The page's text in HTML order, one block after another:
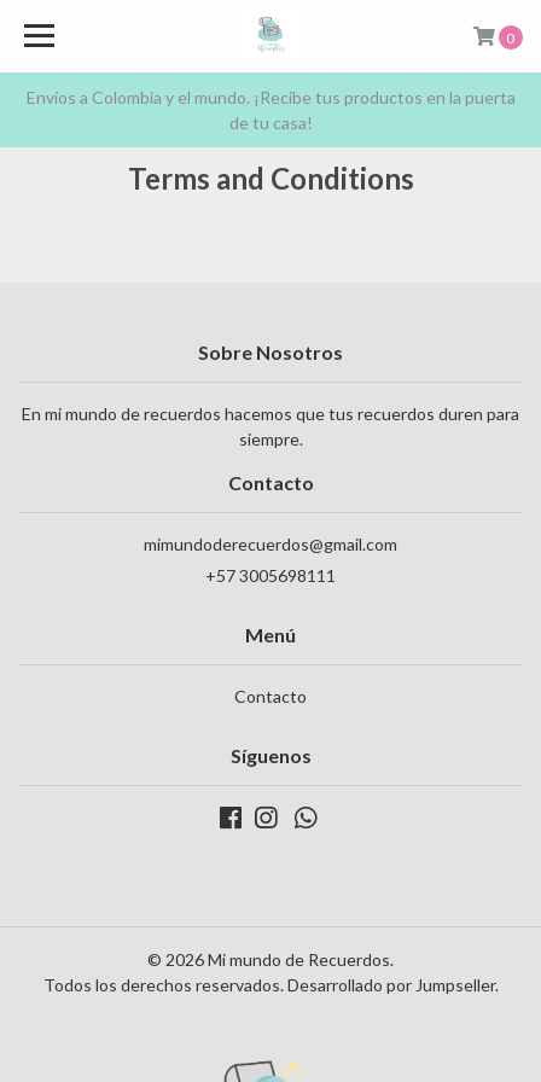
Envíos a Colombia y el mundo. ¡Recibe tus productos en la puerta
de tu casa!
0
Terms and Conditions
Sobre Nosotros
En mi mundo de recuerdos hacemos que tus recuerdos duren para
siempre.
Contacto
mimundoderecuerdos@gmail.com
+57 3005698111
Menú
Contacto
Síguenos
© 2026 Mi mundo de Recuerdos.
Todos los derechos reservados.Desarrollado por Jumpseller.